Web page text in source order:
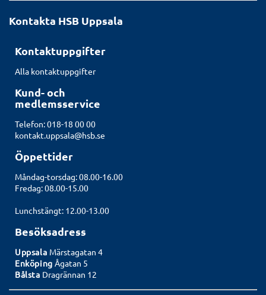
Kontakta HSB Uppsala
Kontaktuppgifter
Alla kontaktuppgifter
Kund- och
medlemsservice
Telefon: 018-18 00 00
kontakt.uppsala@hsb.se
Öppettider
Måndag-torsdag: 08.00-16.00
Fredag: 08.00-15.00
Lunchstängt: 12.00-13.00
Besöksadress
Uppsala Märstagatan 4
EnköpingÅgatan 5
Bålsta Dragrännan 12